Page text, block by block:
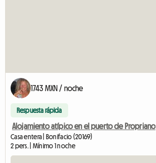
1743 MXN / noche
Respuesta rápida
Alojamiento atípico en el puerto de Propriano
Casa entera | Bonifacio (20169)
2 pers. | Mínimo 1 noche